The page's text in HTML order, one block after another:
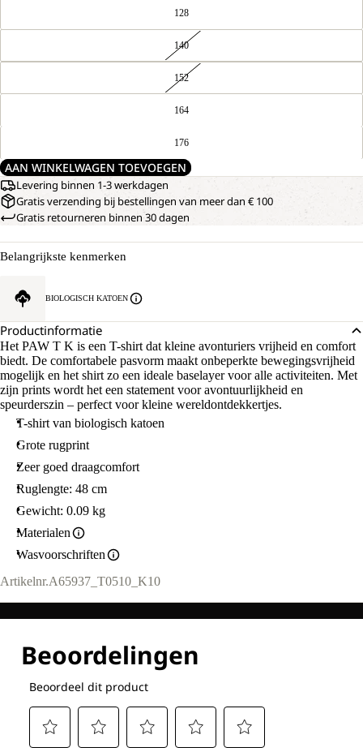
128
140
152
164
176
AAN WINKELWAGEN TOEVOEGEN
Levering binnen 1-3 werkdagen
Gratis verzending bij bestellingen van meer dan € 100
Gratis retourneren binnen 30 dagen
Belangrijkste kenmerken
BIOLOGISCH KATOEN
Productinformatie
Het PAW T K is een T-shirt dat kleine avonturiers vrijheid en comfort
biedt. De comfortabele pasvorm maakt onbeperkte bewegingsvrijheid
mogelijk en het shirt zo een ideale baselayer voor alle activiteiten. Met
zijn prints wordt het een statement voor avontuurlijkheid en
speurderszin – perfect voor kleine wereldontdekkertjes.
T-shirt van biologisch katoen
Grote rugprint
Zeer goed draagcomfort
Ruglengte: 48 cm
Gewicht: 0.09 kg
Materialen
Wasvoorschriften
Artikelnr.A65937_T0510_K10